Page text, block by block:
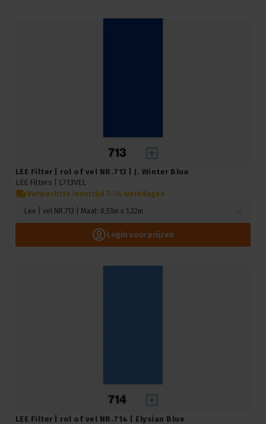
LEE Filter | rol of vel NR.713 | J. Winter Blue
LEE Filters |
L713VEL
Verwachtte levertijd 7-14 werkdagen
Lee | vel NR.713 | Maat: 0,53m x 1,22m
Login voor prijzen
LEE Filter | rol of vel NR.714 | Elysian Blue